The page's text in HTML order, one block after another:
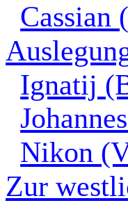
Cassian
Ignatij
Nikon
Zur